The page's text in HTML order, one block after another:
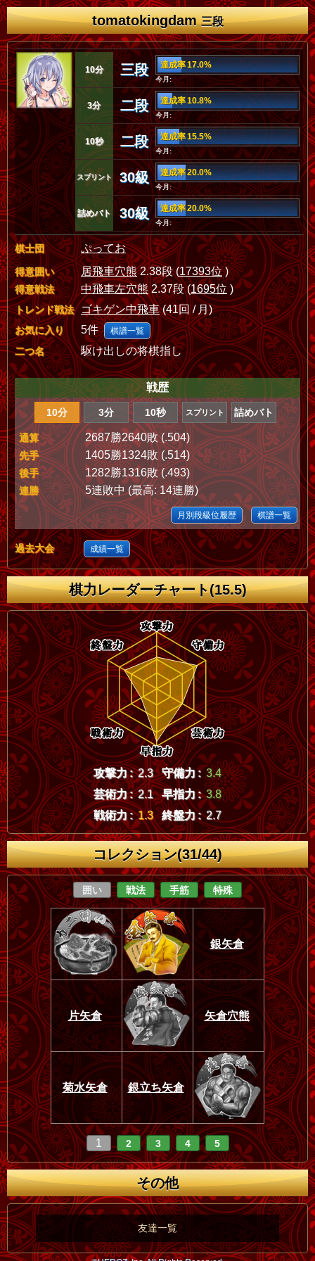
tomatokingdam三段
10分 三段 達成率 17.0%
今月:
3分 二段 達成率 10.8%
今月:
10秒 二段 達成率 15.5%
今月:
スプリント 30級 達成率 20.0%
今月:
詰めバト 30級 達成率 20.0%
今月:
棋士団 ぷってお
得意囲い 居飛車穴熊2.38段 (17393位)
得意戦法 中飛車左穴熊2.37段 (1695位 )
トレンド戦法 ゴキゲン中飛車(41回 / 月)
お気に入り 5件 棋譜一覧
二つ名 駆け出しの将棋指し
戦歴
10分 3分 10秒 スプリント 詰めバト
通算 2687勝2640敗 (.504)
先手 1405勝1324敗 (.514)
後手 1282勝1316敗 (.493)
連勝 5連敗中 (最高: 14連勝)
月別段級位履歴 棋譜一覧
過去大会 成績一覧
棋力レーダーチャート(15.5)
攻撃力 : 2.3 守備力 : 3.4
芸術力 : 2.1 早指力 : 3.8
戦術力 : 1.3 終盤力 : 2.7
コレクション(31/44)
囲い 戦法 手筋 特殊
銀矢倉
片矢倉 矢倉穴熊
菊水矢倉 銀立ち矢倉
1 2 3 4 5
その他
友達一覧